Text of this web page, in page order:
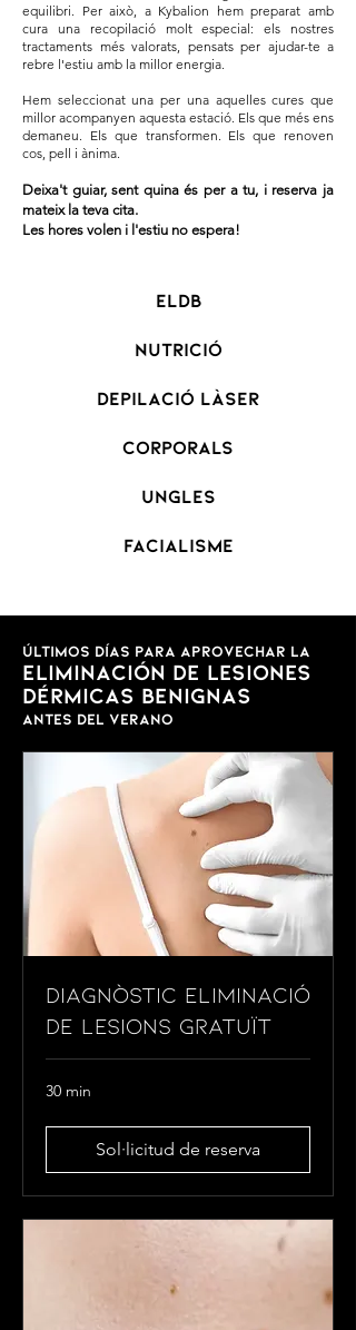
equilibri. Per això, a Kybalion hem preparat amb
cura una recopilació molt especial: els nostres
tractaments més valorats, pensats per ajudar-te a
rebre l'estiu amb la millor energia.
Hem seleccionat una per una aquelles cures que
millor acompanyen aquesta estació. Els que més ens
demaneu. Els que transformen. Els que renoven
cos, pell i ànima.
Deixa't guiar, sent quina és per a tu, i reserva ja
mateix la teva cita.
Les hores volen i l'estiu no espera!
ELDB
NUTRICIÓ
DEPILACIÓ LÀSER
CORPORALS
UNGLES
FACIALISME
últimos días para aprovechar la
eliminación de lesiones
dérmicas benignas
antes del verano
Diagnòstic Eliminació
de Lesions Gratuït
30 min
Sol·licitud de reserva